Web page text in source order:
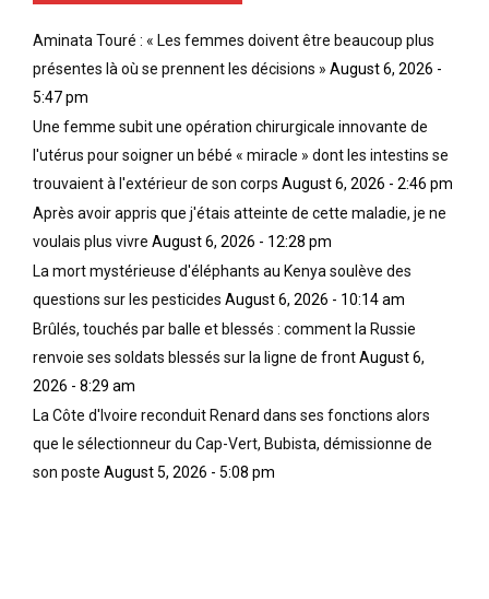
Aminata Touré : « Les femmes doivent être beaucoup plus
présentes là où se prennent les décisions » August 6, 2026 -
5:47 pm
Une femme subit une opération chirurgicale innovante de
l'utérus pour soigner un bébé « miracle » dont les intestins se
trouvaient à l'extérieur de son corps August 6, 2026 - 2:46 pm
Après avoir appris que j'étais atteinte de cette maladie, je ne
voulais plus vivre August 6, 2026 - 12:28 pm
La mort mystérieuse d'éléphants au Kenya soulève des
questions sur les pesticides August 6, 2026 - 10:14 am
Brûlés, touchés par balle et blessés : comment la Russie
renvoie ses soldats blessés sur la ligne de frontAugust 6,
2026 - 8:29 am
La Côte d'Ivoire reconduit Renard dans ses fonctions alors
que le sélectionneur du Cap-Vert, Bubista, démissionne de
son poste August 5, 2026 - 5:08 pm